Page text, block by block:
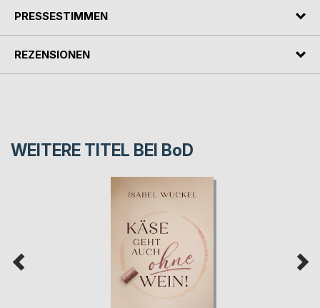
PRESSESTIMMEN
REZENSIONEN
WEITERE TITEL BEI BoD